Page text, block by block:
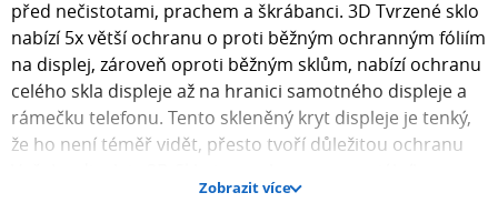
před nečistotami, prachem a škrábanci. 3D Tvrzené sklo
nabízí 5x větší ochranu o proti běžným ochranným fóliím
na displej, zároveň oproti běžným sklům, nabízí ochranu
celého skla displeje až na hranici samotného displeje a
rámečku telefonu. Tento skleněný kryt displeje je tenký,
že ho není téměř vidět, přesto tvoří důležitou ochranu
tvrzeného materiálu, které ochrání displej Vašeho
Zobrazit více